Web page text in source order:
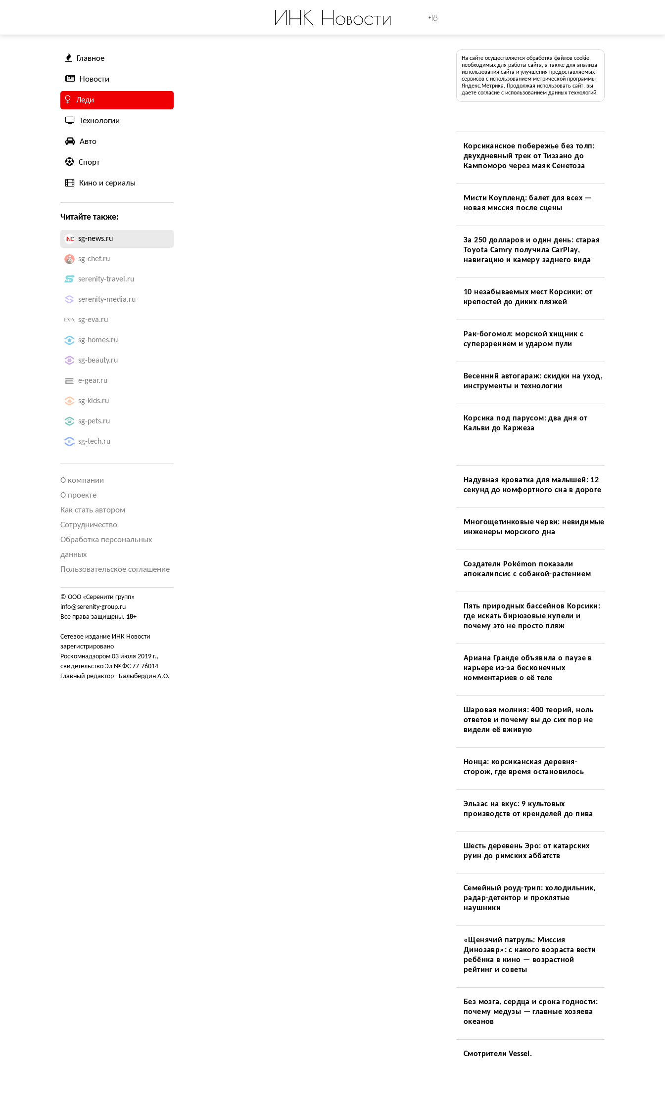
ИНК Новости +18
Главное
Новости
Леди
Технологии
Авто
Спорт
Кино и сериалы
Читайте также:
sg-news.ru
sg-chef.ru
serenity-travel.ru
serenity-media.ru
sg-eva.ru
sg-homes.ru
sg-beauty.ru
e-gear.ru
sg-kids.ru
sg-pets.ru
sg-tech.ru
О компании
О проекте
Как стать автором
Сотрудничество
Обработка персональных
данных
Пользовательское соглашение
© ООО «Серенити групп»
info@serenity-group.ru
Все права защищены. 18+
Сетевое издание ИНК Новости
зарегистрировано
Роскомнадзором 03 июля 2019 г.,
свидетельство Эл № ФС 77-76014
Главный редактор - Балыбердин А.О.
На сайте осуществляется обработка файлов cookie,
необходимых для работы сайта, а также для анализа
использования сайта и улучшения предоставляемых
сервисов с использованием метрической программы
Яндекс.Метрика. Продолжая использовать сайт, вы
даете согласие с использованием данных технологий.
Корсиканское побережье без толп:
двухдневный трек от Тиззано до
Кампоморо через маяк Сенетоза
Мисти Коупленд: балет для всех —
новая миссия после сцены
За 250 долларов и один день: старая
Toyota Camry получила CarPlay,
навигацию и камеру заднего вида
10 незабываемых мест Корсики: от
крепостей до диких пляжей
Рак-богомол: морской хищник с
суперзрением и ударом пули
Весенний автогараж: скидки на уход,
инструменты и технологии
Корсика под парусом: два дня от
Кальви до Каржеза
Надувная кроватка для малышей: 12
секунд до комфортного сна в дороге
Многощетинковые черви: невидимые
инженеры морского дна
Создатели Pokémon показали
апокалипсис с собакой-растением
Пять природных бассейнов Корсики:
где искать бирюзовые купели и
почему это не просто пляж
Ариана Гранде объявила о паузе в
карьере из-за бесконечных
комментариев о её теле
Шаровая молния: 400 теорий, ноль
ответов и почему вы до сих пор не
видели её вживую
Нонца: корсиканская деревня-
сторож, где время остановилось
Эльзас на вкус: 9 культовых
производств от кренделей до пива
Шесть деревень Эро: от катарских
руин до римских аббатств
Семейный роуд-трип: холодильник,
радар-детектор и проклятые
наушники
«Щенячий патруль: Миссия
Динозавр»: с какого возраста вести
ребёнка в кино — возрастной
рейтинг и советы
Без мозга, сердца и срока годности:
почему медузы — главные хозяева
океанов
Смотрители Vessel.